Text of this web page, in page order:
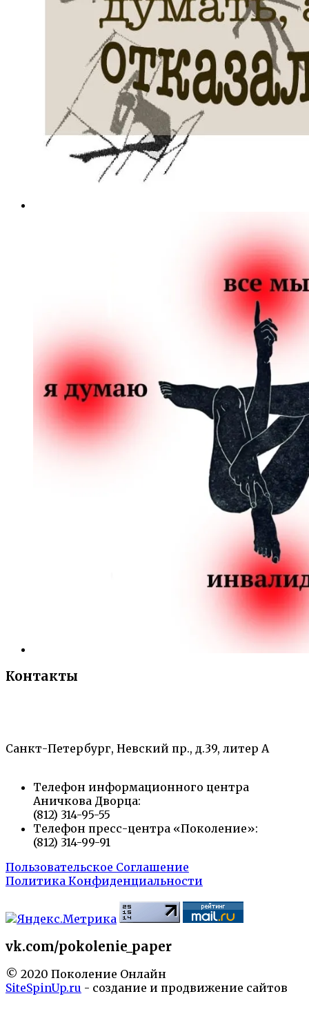
Контакты
Санкт-Петербург, Невский пр., д.39, литер А
Телефон информационного центра
Аничкова Дворца:
(812) 314-95-55
Телефон пресс-центра «Поколение»:
(812) 314-99-91
Пользовательское Соглашение
Политика Конфиденциальности
vk.com/pokolenie_paper
© 2020 Поколение Онлайн
SiteSpinUp.ru - создание и продвижение сайтов